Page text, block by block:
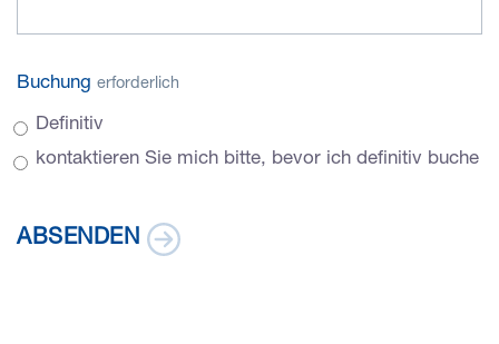
Buchung erforderlich
Definitiv
kontaktieren Sie mich bitte, bevor ich definitiv buche
ABSENDEN